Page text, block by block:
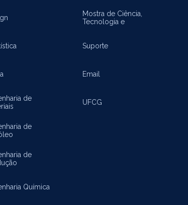
de
de
de
Química
Mostra de Ciência,
Tecnologia e
Suporte
Email
UFCG